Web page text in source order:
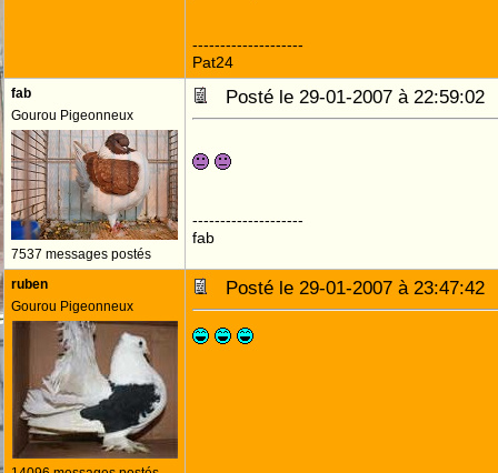
--------------------
Pat24
fab
Gourou Pigeonneux
7537 messages postés
Posté le 29-01-2007 à
--------------------
fab
ruben
Gourou Pigeonneux
Posté le 29-01-2007 à